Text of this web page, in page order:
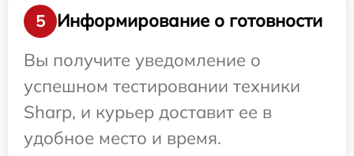
5
Информирование о готовности
Вы получите уведомление о
успешном тестировании техники
Sharp, и курьер доставит ее в
удобное место и время.